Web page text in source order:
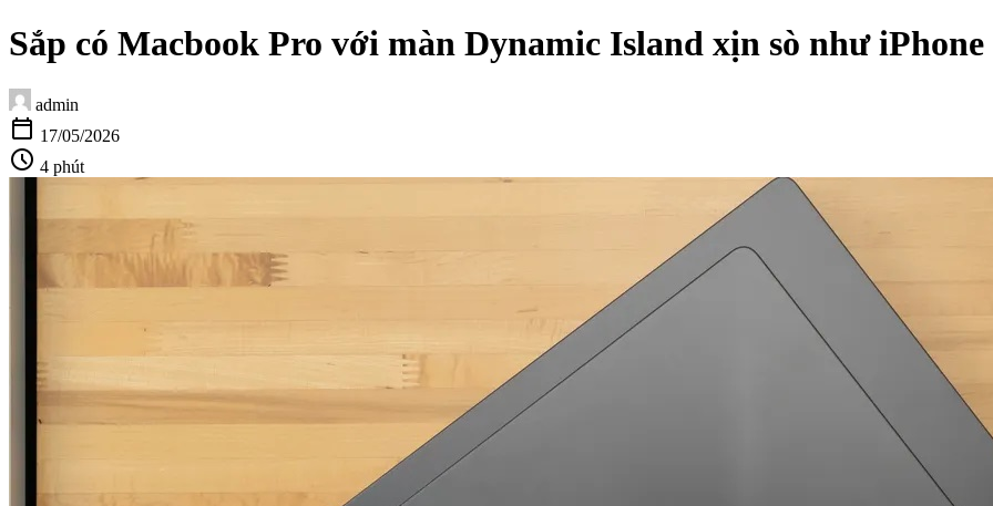
Sắp có Macbook Pro với màn Dynamic Island xịn sò như
admin
calendar_today 17/05/2026
schedule 4 phút